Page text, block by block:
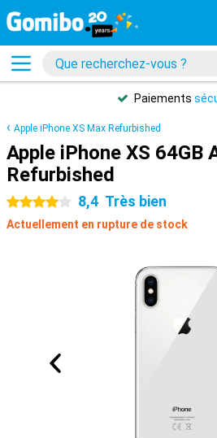
Paiements
Apple iPhone XS Max Refurbished
Apple iPhone XS 64GB
Refurbished
4 étoiles 8,4 Très bien
Actuellement en rupture de stock